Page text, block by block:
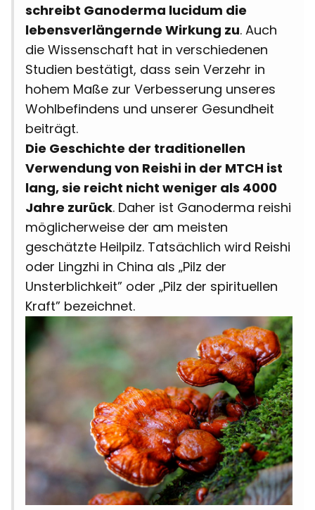
schreibt Ganoderma lucidum die
lebensverlängernde Wirkung zu. Auch
die Wissenschaft hat in verschiedenen
Studien bestätigt, dass sein Verzehr in
hohem Maße zur Verbesserung unseres
Wohlbefindens und unserer Gesundheit
beiträgt.
Die Geschichte der traditionellen
Verwendung von Reishi in der MTCH ist
lang, sie reicht nicht weniger als 4000
Jahre zurück. Daher ist Ganoderma reishi
möglicherweise der am meisten
geschätzte Heilpilz. Tatsächlich wird Reishi
oder Lingzhi in China als „Pilz der
Unsterblichkeit” oder „Pilz der spirituellen
Kraft” bezeichnet.